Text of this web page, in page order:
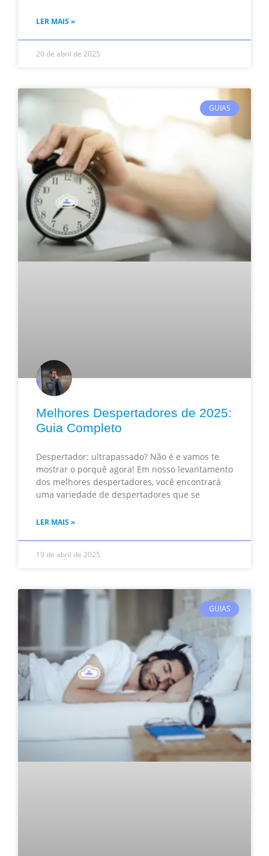
LER MAIS »
20 de abril de 2025
GUIAS
Melhores Despertadores de 2025:
Guia Completo
Despertador: ultrapassado? Não é e vamos te
mostrar o porquê agora! Em nosso levantamento
dos melhores despertadores, você encontrará
uma variedade de despertadores que se
LER MAIS »
19 de abril de 2025
GUIAS